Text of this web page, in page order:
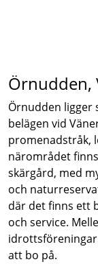
Örnudden,
Örnudden ligger
belägen vid
promenadstråk,
närområdet
skärgård, med
och
där det finns ett
och service.
att bo på.